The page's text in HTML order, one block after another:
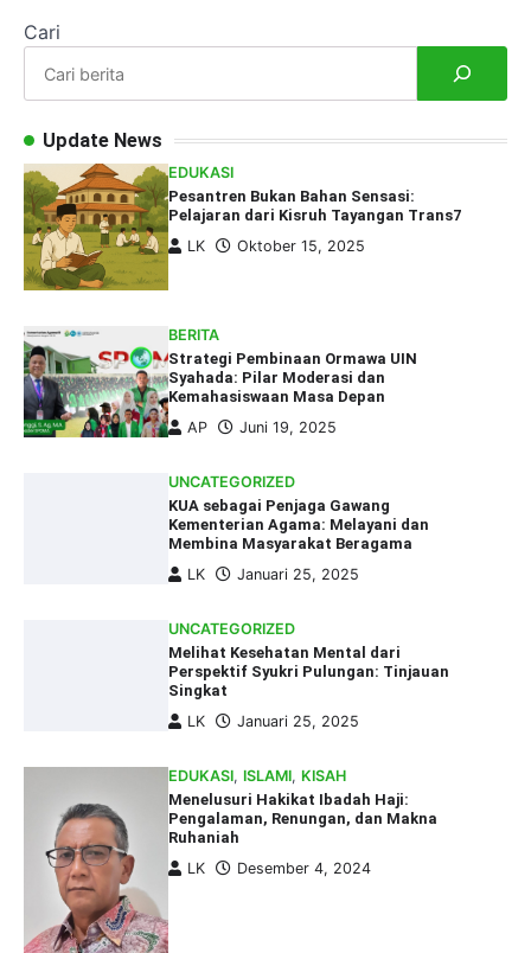
Cari
Update News
EDUKASI
Pesantren Bukan Bahan Sensasi:
Pelajaran dari Kisruh Tayangan Trans7
LK
Oktober 15, 2025
BERITA
Strategi Pembinaan Ormawa UIN
Syahada: Pilar Moderasi dan
Kemahasiswaan Masa Depan
AP
Juni 19, 2025
UNCATEGORIZED
KUA sebagai Penjaga Gawang
Kementerian Agama: Melayani dan
Membina Masyarakat Beragama
LK
Januari 25, 2025
UNCATEGORIZED
Melihat Kesehatan Mental dari
Perspektif Syukri Pulungan: Tinjauan
Singkat
LK
Januari 25, 2025
EDUKASI, ISLAMI, KISAH
Menelusuri Hakikat Ibadah Haji:
Pengalaman, Renungan, dan Makna
Ruhaniah
LK
Desember 4, 2024